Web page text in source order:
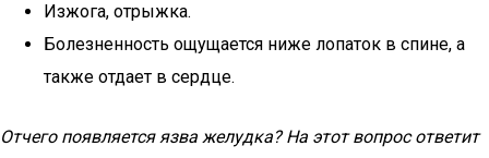
Изжога, отрыжка.
Болезненность ощущается ниже лопаток в спине, а
также отдает в сердце.
Отчего появляется язва желудка? На этот вопрос ответит